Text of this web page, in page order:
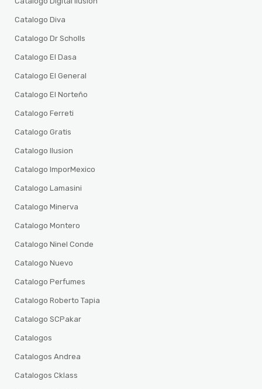
Catalogo Diva
Catalogo Dr Scholls
Catalogo El Dasa
Catalogo El General
Catalogo El Norteño
Catalogo Ferreti
Catalogo Gratis
Catalogo Ilusion
Catalogo ImporMexico
Catalogo Lamasini
Catalogo Minerva
Catalogo Montero
Catalogo Ninel Conde
Catalogo Nuevo
Catalogo Perfumes
Catalogo Roberto Tapia
Catalogo SCPakar
Catalogos
Catalogos Andrea
Catalogos Cklass